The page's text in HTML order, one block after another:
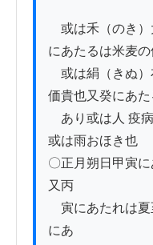
或は禾（のき）
にあたるは米麦
或は絹（きぬ）
価貴也又癸にあた
あり或は人 疫
或は雨おほき也
〇正月朔日甲寅
又丙
寅にあたれは夏
にあ